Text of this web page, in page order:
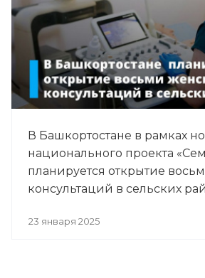
В Башкортостане в рамках
национального проекта
планируется открытие
консультаций в сельских
23 января 2025